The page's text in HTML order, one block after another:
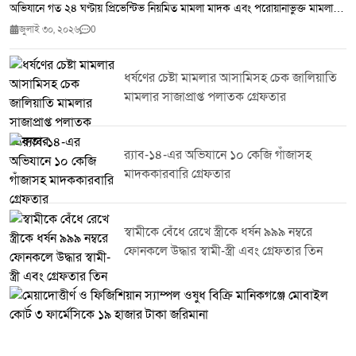
অভিযানে গত ২৪ ঘণ্টায় প্রিভেন্টিভ নিয়মিত মামলা মাদক এবং পরোয়ানাভুক্ত মামলায়
মোট ২৫ জনকে গ্রেপ্তার করা হয়েছে।জেলা পুলিশ সূত্র জানায় সম্মানিত পুলিশ সুপারের
নির্দেশনায় জেলার সকল থানা ও ইউনিটের ইনচার্জদের নেতৃত্বে পরিচালিত এ অভিযানে
২৭৫ পিস ইয়াবা উদ্ধার করা হয়। একই সঙ্গে ৭ জন মাদক ব্যবসায়ীকে গ্রেপ্তার করা
হয়েছে।টাঙ্গাইল জেলা পুলিশ জানিয়েছে মাদক,সন্ত্রাস ও অন্যান্য অপরাধ দমনে এ
ধরনের অভিযান অব্যাহত থাকবে। অপরাধ নিয়ন্ত্রণে জনগণের সহযোগিতা কামনা করে
পুলিশ সবাইকে অপরাধ ও অপরাধীদের বিষয়ে তথ্য দিয়ে আইন-শৃঙ্খলা রক্ষায় সহায়তা
করার আহ্বান জানিয়েছে।
জুলাই ৩০, ২০২৬ 0
ধর্ষণের চেষ্টা মামলার আসামিসহ চেক জালিয়াতি
মামলার সাজাপ্রাপ্ত পলাতক গ্রেফতার
র‌্যাব-১৪-এর অভিযানে ১০ কেজি গাঁজাসহ
মাদককারবারি গ্রেফতার
স্বামীকে বেঁধে রেখে স্ত্রীকে ধর্ষন ৯৯৯ নম্বরে
ফোনকলে উদ্ধার স্বামী-স্ত্রী এবং গ্রেফতার তিন